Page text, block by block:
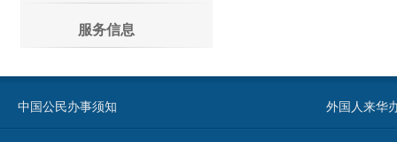
服务信息
中国公民办事须知 外国人来华